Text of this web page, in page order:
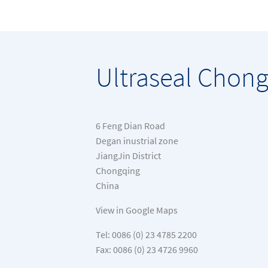
Ultraseal
6 Feng Dian Road
Degan inustrial zone
JiangJin District
Chongqing
China
View in Google Maps
Tel: 0086 (0) 23 4785 2200
Fax: 0086 (0) 23 4726 9960